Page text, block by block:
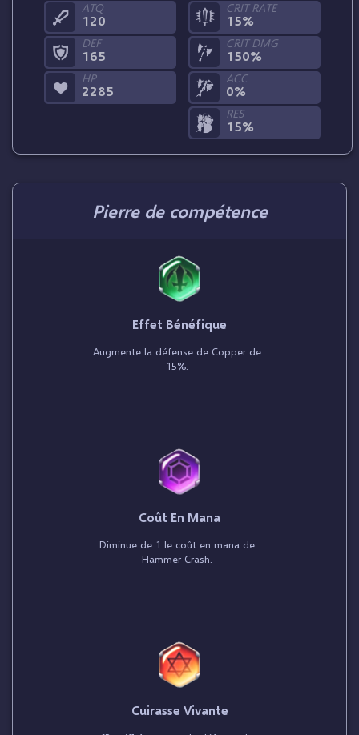
ATQ
120
DEF
165
HP
2285
CRIT RATE
15%
CRIT DMG
150%
ACC
0%
RES
15%
Pierre de compétence
Effet Bénéfique
Augmente la défense de Copper de
15%.
Coût En Mana
Diminue de 1 le coût en mana de
Hammer Crash.
Cuirasse Vivante